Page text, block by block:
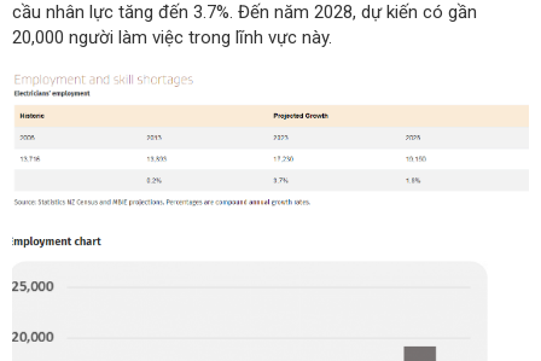
cầu nhân lực tăng đến 3.7%. Đến năm 2028, dự kiến có gần
20,000 người làm việc trong lĩnh vực này.